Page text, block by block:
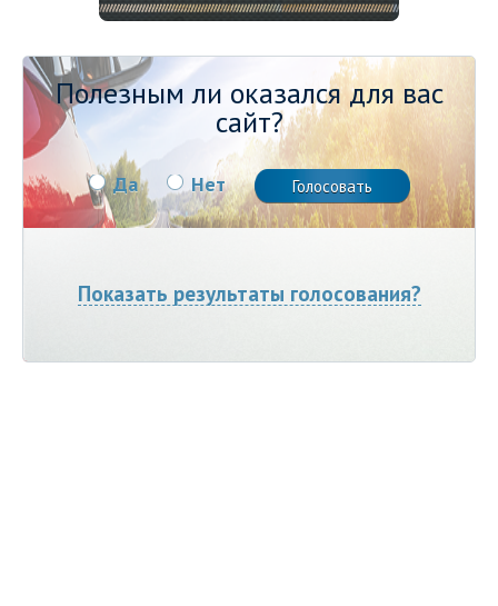
Полезным ли оказался для вас
сайт?
Да Нет
Показать результаты голосования?